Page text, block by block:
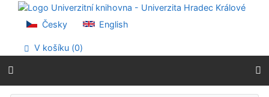
Přejít na obsah
Přejít na menu
Prohlášení o webové přístupnosti
Česky English
V košíku (0)